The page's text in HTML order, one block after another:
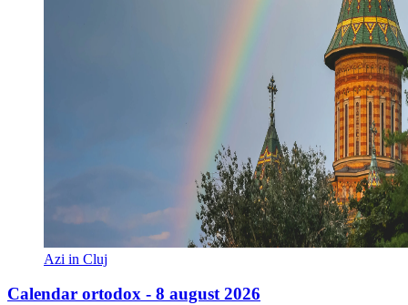
Azi in Cluj
Calendar ortodox - 8 august 2026